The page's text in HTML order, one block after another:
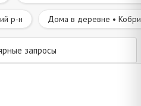
р-н Дома в деревне •
запросы